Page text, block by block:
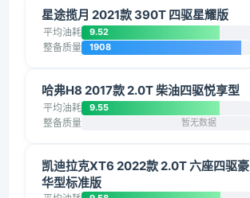
星途揽月 2021款 390T 四驱星耀版
平均油耗 9.52
整备质量 1908
哈弗H8 2017款 2.0T 柴油四驱悦享型
平均油耗 9.55
整备质量 暂无数据
凯迪拉克XT6 2022款 2.0T 六座四驱豪
华型标准版